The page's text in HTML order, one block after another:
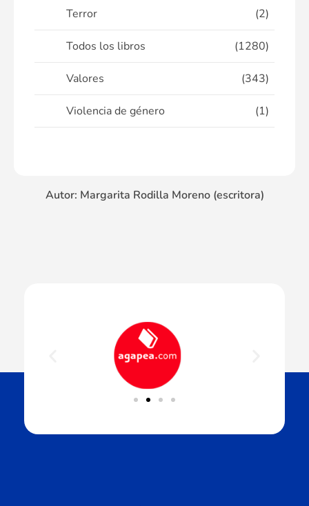
Terror (2)
Todos los libros (1280)
Valores (343)
Violencia de género (1)
Autor: Margarita Rodilla Moreno (escritora)